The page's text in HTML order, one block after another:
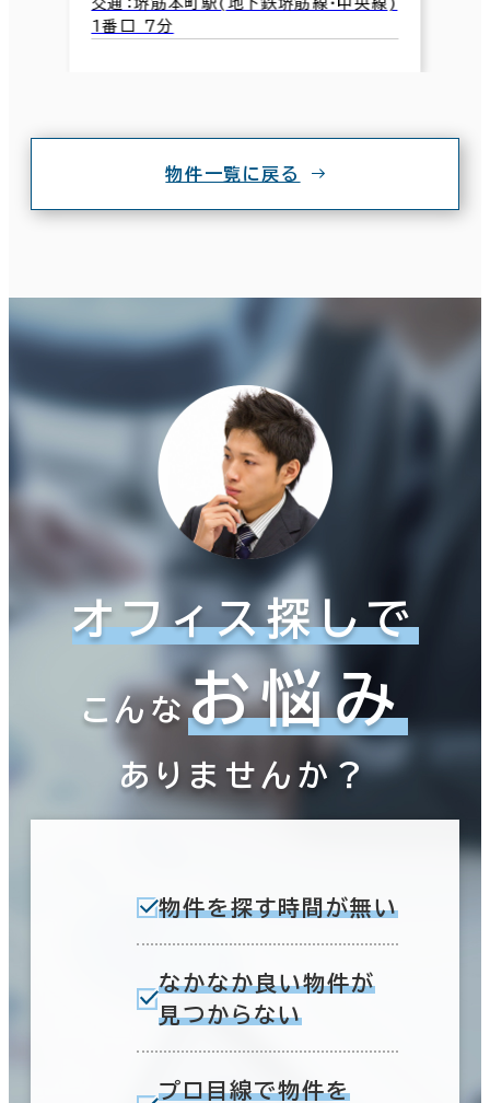
1番口 7分
物件一覧に戻る
オフィス探しで
こんなお悩み
ありませんか？
物件を探す時間が無い
なかなか良い物件が
見つからない
プロ目線で物件を